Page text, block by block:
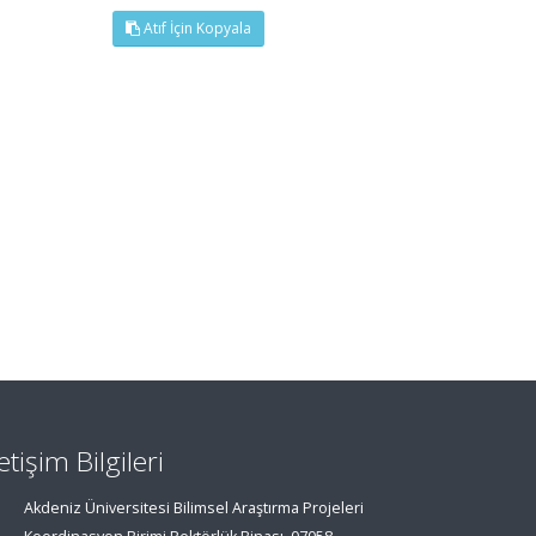
Atıf İçin Kopyala
Bilgileri
Akdeniz Üniversitesi Bilimsel Araştırma Projeleri